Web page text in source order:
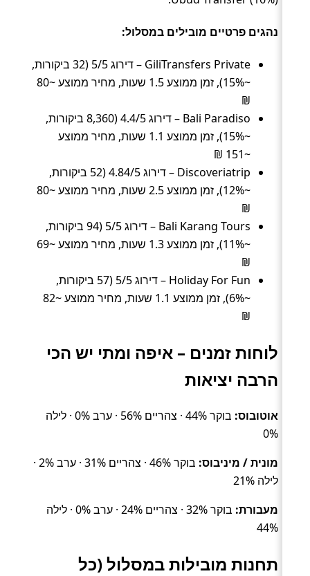
נהגים פרטיים מובילים במסלול:
GiliTransfers Private – דירוג 5/5 (32 ביקורות,
~15%), זמן ממוצע 1.5 שעות, מחיר ממוצע ~80
₪
Bali Paradiso – דירוג 4.4/5 (8,360 ביקורות,
~15%), זמן ממוצע 1.1 שעות, מחיר ממוצע
~151 ₪
Discoveriatrip – דירוג 4.84/5 (52 ביקורות,
~12%), זמן ממוצע 2.5 שעות, מחיר ממוצע ~80
₪
Bali Karang Tours – דירוג 5/5 (94 ביקורות,
~11%), זמן ממוצע 1.3 שעות, מחיר ממוצע ~69
₪
Holiday For Fun – דירוג 5/5 (57 ביקורות,
~6%), זמן ממוצע 1.1 שעות, מחיר ממוצע ~82
₪
לוחות זמנים – איפה ומתי יש הכי
הרבה יציאות
אוטובוס:
בוקר 44% · צהריים 56% · ערב 0% · לילה
0%
מונית / מיניבוס:
בוקר 46% · צהריים 31% · ערב 2% ·
לילה 21%
מעבורת:
בוקר 32% · צהריים 24% · ערב 0% · לילה
44%
תחנות מובילות במסלול (כל